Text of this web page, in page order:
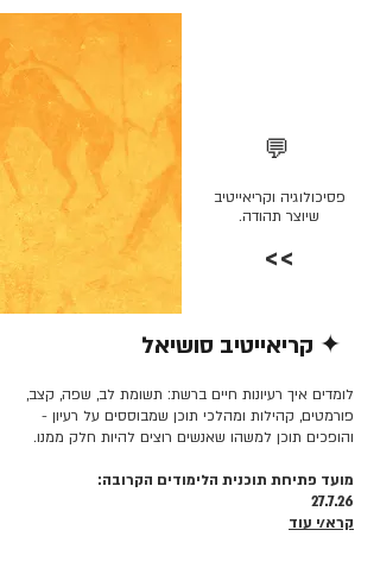
💬
פסיכולוגיה וקריאייטיב
שיוצר תהודה.
>>
✦ קריאייטיב סושיאל
לומדים איך רעיונות חיים ברשת: תשומת לב, שפה, קצב,
פורמטים, קהילות ומהלכי תוכן שמבוססים על רעיון -
והופכים תוכן למשהו שאנשים רוצים להיות חלק ממנו.
מועד פתיחת תוכנית הלימודים הקרובה:
27.7.26
קרא/י עוד